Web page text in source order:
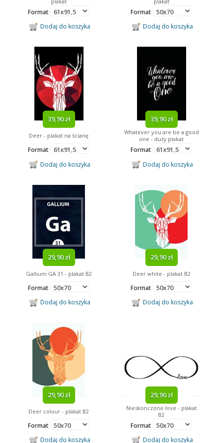
Format
Dodaj do koszyka
Format
Dodaj do koszyka
39,90 zł
Deer - plakat na ścianę
Format
Dodaj do koszyka
39,90 zł
Whatever you are be a good
one - duży plakat
Format
Dodaj do koszyka
29,90 zł
Gallium GA 31 - plakat B2
Format
Dodaj do koszyka
29,90 zł
Deer white - plakat B2
Format
Dodaj do koszyka
29,90 zł
Deer colour - plakat B2
Format
Dodaj do koszyka
29,90 zł
Nieskonczone love - plakat
B2
Format
Dodaj do koszyka